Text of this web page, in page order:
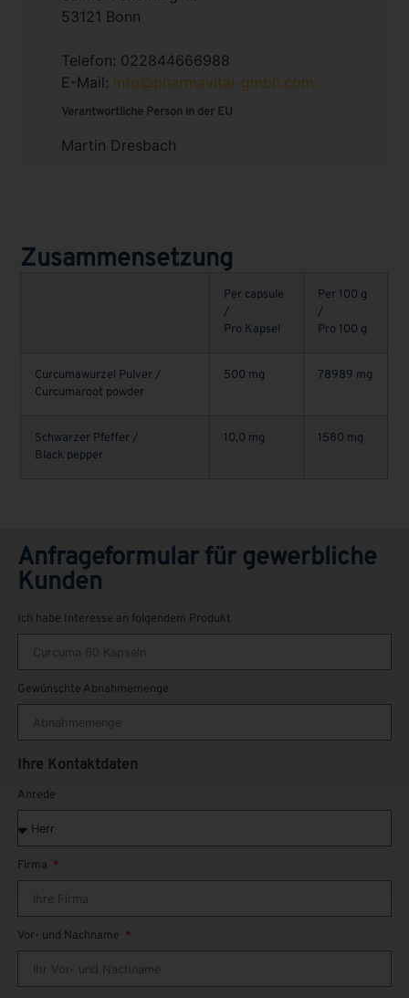
53121 Bonn
Telefon: 022844666988
E-Mail: info@pharmavital-gmbh.com
Verantwortliche Person in der EU
Martin Dresbach
Zusammensetzung
Per capsule
/
Pro Kapsel
Per 100 g
/
Pro 100 g
Curcumawurzel Pulver /
Curcumaroot powder
500 mg 78989 mg
Schwarzer Pfeffer /
Black pepper
10,0 mg 1580 mg
Anfrageformular für gewerbliche
Kunden
Ich habe Interesse an folgendem Produkt
Gewünschte Abnahmemenge
Ihre Kontaktdaten
Anrede
Firma
Vor- und Nachname